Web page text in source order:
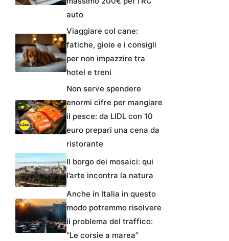
auto
Viaggiare col cane:
fatiche, gioie e i consigli
per non impazzire tra
hotel e treni
Non serve spendere
enormi cifre per mangiare
il pesce: da LIDL con 10
euro prepari una cena da
ristorante
Il borgo dei mosaici: qui
l’arte incontra la natura
Anche in Italia in questo
modo potremmo risolvere
il problema del traffico:
“Le corsie a marea”